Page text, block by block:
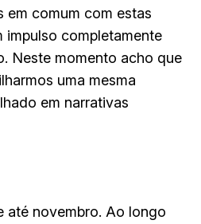
em comum com estas
impulso completamente
Neste momento acho que
uma mesma
em narrativas
até novembro. Ao longo